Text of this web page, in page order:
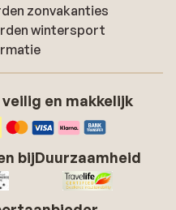
zonvakanties
wintersport
en makkelijk
bijDuurzaamheid